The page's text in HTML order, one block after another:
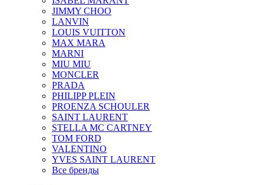
JIMMY CHOO
LANVIN
LOUIS VUITTON
MAX MARA
MARNI
MIU MIU
MONCLER
PRADA
PHILIPP PLEIN
PROENZA SCHOULER
SAINT LAURENT
STELLA MC CARTNEY
TOM FORD
VALENTINO
YVES SAINT LAURENT
Все бренды